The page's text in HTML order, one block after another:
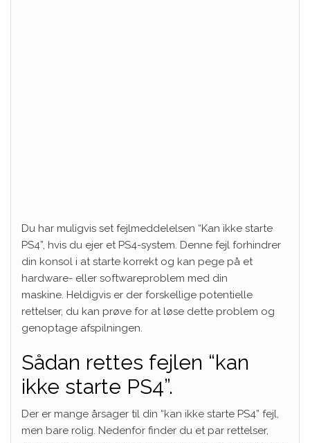
Du har muligvis set fejlmeddelelsen “Kan ikke starte
PS4”, hvis du ejer et PS4-system. Denne fejl forhindrer
din konsol i at starte korrekt og kan pege på et
hardware- eller softwareproblem med din
maskine. Heldigvis er der forskellige potentielle
rettelser, du kan prøve for at løse dette problem og
genoptage afspilningen.
Sådan rettes fejlen “kan
ikke starte PS4”.
Der er mange årsager til din “kan ikke starte PS4” fejl,
men bare rolig. Nedenfor finder du et par rettelser,